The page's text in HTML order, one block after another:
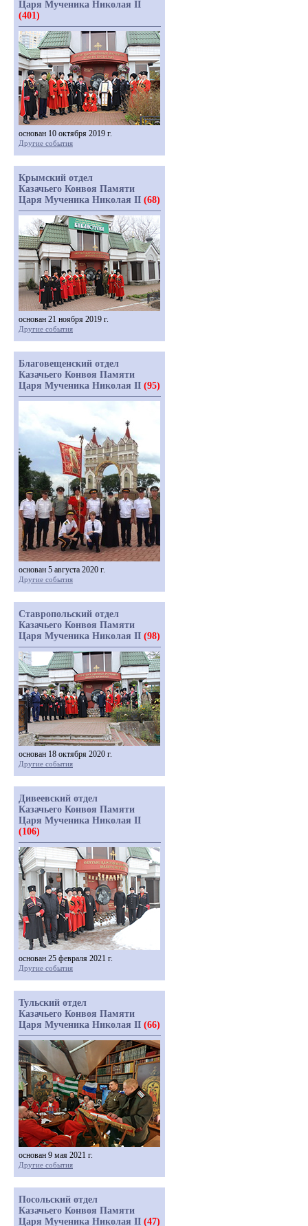
Царя Мученика Николая II
(401)
основан 10 октября 2019 г.
Другие события
Крымский отдел
Казачьего Конвоя Памяти
Царя Мученика Николая II (68)
основан 21 ноября 2019 г.
Другие события
Благовещенский отдел
Казачьего Конвоя Памяти
Царя Мученика Николая II (95)
основан 5 августа 2020 г.
Другие события
Ставропольский отдел
Казачьего Конвоя Памяти
Царя Мученика Николая II (98)
основан 18 октября 2020 г.
Другие события
Дивеевский отдел
Казачьего Конвоя Памяти
Царя Мученика Николая II
(106)
основан 25 февраля 2021 г.
Другие события
Тульский отдел
Казачьего Конвоя Памяти
Царя Мученика Николая II (66)
основан 9 мая 2021 г.
Другие события
Посольский отдел
Казачьего Конвоя Памяти
Царя Мученика Николая II (47)